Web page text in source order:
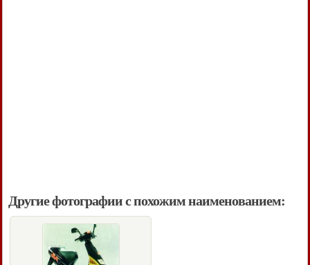
Другие фотографии с похожим наименованием: